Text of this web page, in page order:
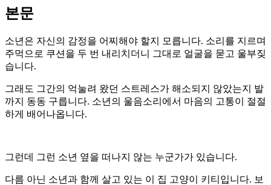
본문
소년은 자신의 감정을 어찌해야 할지 모릅니다. 소리를 지르며
주먹으로 쿠션을 두 번 내리치더니 그대로 얼굴을 묻고 울부짖
습니다.
그래도 그간의 억눌려 왔던 스트레스가 해소되지 않았는지 발
까지 동동 구릅니다. 소년의 울음소리에서 마음의 고통이 절절
하게 배어나옵니다.
그런데 그런 소년 옆을 떠나지 않는 누군가가 있습니다.
다름 아닌 소년과 함께 살고 있는 이 집 고양이 키티입니다. 보